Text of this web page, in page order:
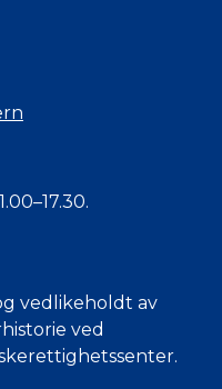
vedlikeholdt av
ved